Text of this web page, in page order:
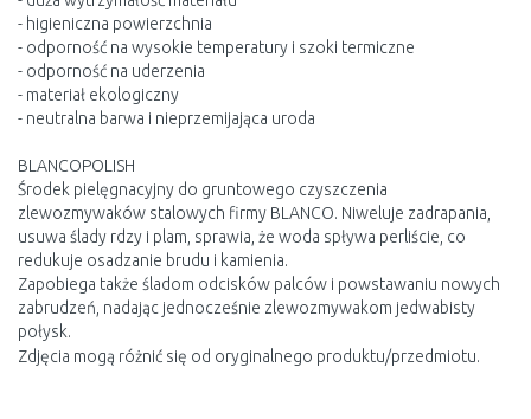
- higieniczna powierzchnia
- odporność na wysokie temperatury i szoki termiczne
- odporność na uderzenia
- materiał ekologiczny
- neutralna barwa i nieprzemijająca uroda
BLANCOPOLISH
Środek pielęgnacyjny do gruntowego czyszczenia
zlewozmywaków stalowych firmy BLANCO. Niweluje zadrapania,
usuwa ślady rdzy i plam, sprawia, że woda spływa perliście, co
redukuje osadzanie brudu i kamienia.
Zapobiega także śladom odcisków palców i powstawaniu nowych
zabrudzeń, nadając jednocześnie zlewozmywakom jedwabisty
połysk.
Zdjęcia mogą różnić się od oryginalnego produktu/przedmiotu.